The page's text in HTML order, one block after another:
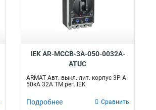
IEK AR-MCCB-3A-050-0032A-
ATUC
ARMAT Авт. выкл. лит. корпус 3P A
50кА 32А ТМ рег. IEK
Подробнее Сравнить